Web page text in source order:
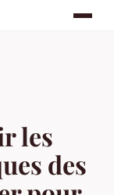
les
des